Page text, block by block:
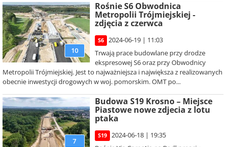
10
Rośnie S6 Obwodnica
Metropolii Trójmiejskiej -
zdjęcia z czerwca
S6
2024-06-19 | 11:03
Trwają prace budowlane przy drodze
ekspresowej S6 oraz przy Obwodnicy
Metropolii Trójmiejskiej. Jest to najważniejsza i największa z realizowanych
obecnie inwestycji drogowych w woj. pomorskim. OMT po...
7
Budowa S19 Krosno – Miejsce
Piastowe nowe zdjecia z lotu
ptaka
S19
2024-06-18 | 19:35